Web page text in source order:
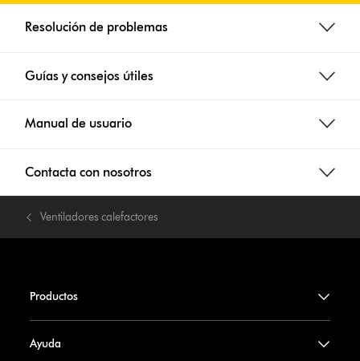
Resolución de problemas
Guías y consejos útiles
Manual de usuario
Contacta con nosotros
Ventiladores calefactores
Productos
Ayuda